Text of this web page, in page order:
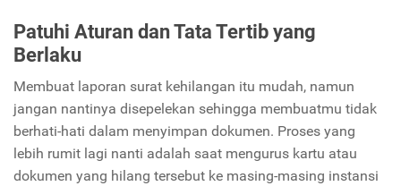
Patuhi Aturan dan Tata Tertib yang
Berlaku
Membuat laporan surat kehilangan itu mudah, namun
jangan nantinya disepelekan sehingga membuatmu tidak
berhati-hati dalam menyimpan dokumen. Proses yang
lebih rumit lagi nanti adalah saat mengurus kartu atau
dokumen yang hilang tersebut ke masing-masing instansi